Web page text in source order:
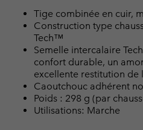
Tige combinée en cuir,
Construction type
Tech™
Semelle intercalaire
confort durable, un
excellente restitution de
Caoutchouc adhérent
Poids : 298 g (par
Utilisations: Marche